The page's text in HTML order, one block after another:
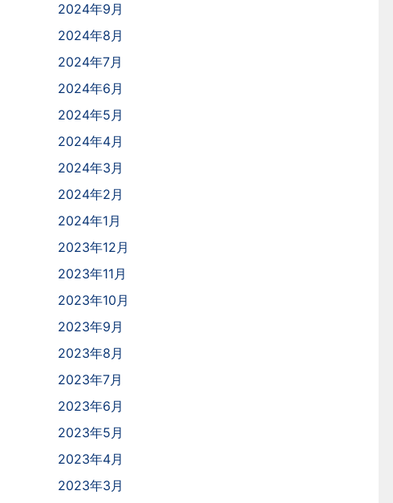
2024年9月
2024年8月
2024年7月
2024年6月
2024年5月
2024年4月
2024年3月
2024年2月
2024年1月
2023年12月
2023年11月
2023年10月
2023年9月
2023年8月
2023年7月
2023年6月
2023年5月
2023年4月
2023年3月